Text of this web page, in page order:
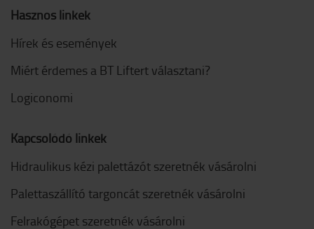
Hasznos linkek
Hírek és események
Miért érdemes a BT Liftert választani?
Logiconomi
Kapcsolódó linkek
Hidraulikus kézi palettázót szeretnék vásárolni
Palettaszállító targoncát szeretnék vásárolni
Felrakógépet szeretnék vásárolni